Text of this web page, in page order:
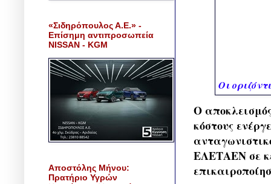
Οι
Ο
κόστους
ΕΛΕΤΑΕΝ σε
«Σιδηρόπουλος Α.Ε.» -
Επίσημη αντιπροσωπεία
NISSAN - KGM
Αποστόλης Μήνου:
Πρατήριο Υγρών